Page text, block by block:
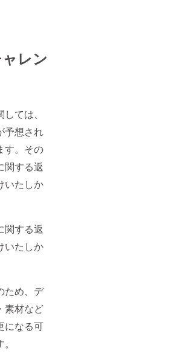
レン
ては、
予想され
す。その
関する返
いたしか
関する返
いたしか
ため、デ
素材など
になる可